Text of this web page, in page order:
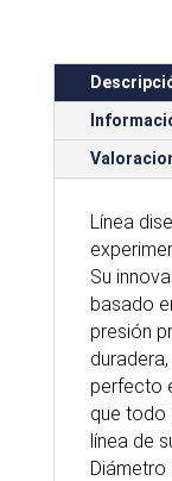
Línea
Su
basado
presión
perfecto
que todo
línea de